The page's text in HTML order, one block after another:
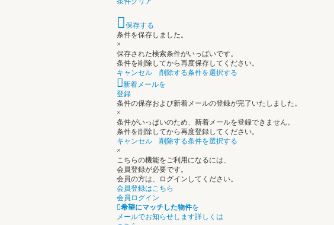
保存する
条件を保存しました。
×
保存された検索条件がいっぱいです。
条件を削除してから再度保存してください。
キャンセル
削除する条件を選択する
新着メールを
登録
条件の保存および新着メールの登録が完了いたしました。
×
条件がいっぱいのため、新着メールを登録できません。
条件を削除してから再度登録してください。
キャンセル
削除する条件を選択する
×
こちらの機能をご利用になるには、
会員登録が必要です。
会員の方は、ログインしてください。
会員登録はこちら
会員ログイン
希望にマッチした物件を
メールでお知らせします詳しくは